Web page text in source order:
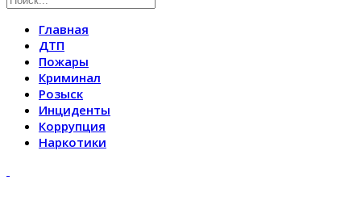
Главная
ДТП
Пожары
Криминал
Розыск
Инциденты
Коррупция
Наркотики